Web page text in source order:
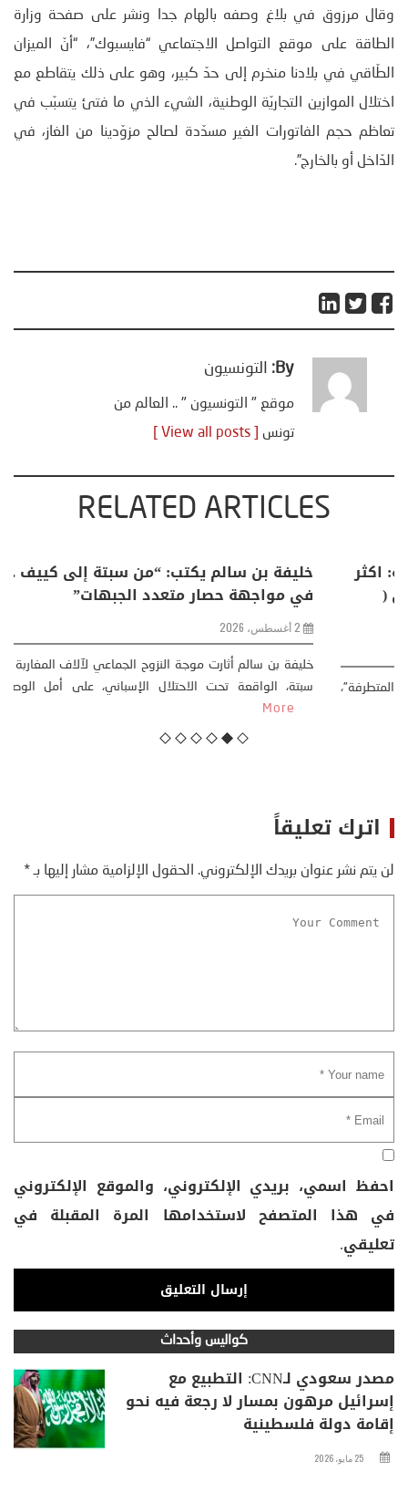
وقال مرزوق في بلاغ وصفه بالهام جدا ونشر على صفحة وزارة
الطاقة على موقع التواصل الاجتماعي “فايسبوك”، “أنّ الميزان
الطّاقي في بلادنا منخرم إلى حدّ كبير، وهو على ذلك يتقاطع مع
اختلال الموازين التجاريّة الوطنية، الشيء الذي ما فتئ يتسبّب في
تعاظم حجم الفاتورات الغير مسدّدة لصالح مزوّدينا من الغاز، في
الدّاخل أو بالخارج”.
By: التونسيون
موقع " التونسيون " .. العالم من
تونس
RELATED ARTICLES
منذر بالضيافي يكتب حول: التغيرات المناخية: اكثر
من ظاهرة طبيعية .. تحول اجتماعي وحضاري (
مقاربة سوسيولوجية )
كتب: منذر بالضيافي بدأت قصتي مع التغييرات المناخية ” المتطرفة”،
منذ نهاية ثمانينات القرن الماضي، حين أطردنا ...
اترك تعليقاً
لن يتم نشر عنوان بريدك الإلكتروني. الحقول الإلزامية مشار إليها بـ*
احفظ اسمي، بريدي الإلكتروني، والموقع الإلكتروني
في هذا المتصفح لاستخدامها المرة المقبلة في
تعليقي.
كواليس وأحداث
مصدر سعودي لـCNN: التطبيع مع
إسرائيل مرهون بمسار لا رجعة فيه نحو
إقامة دولة فلسطينية
25 مايو، 2026